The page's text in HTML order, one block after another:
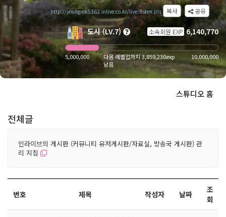
http://youngmk5362.inlive.co.kr/live/listen.pls 복사 공유
도시 (LV.7) 소속회원 EXP 6,140,770
5,000,000
다음 레벨업까지 3,859,230exp
남음
10,000,000
스튜디오 홈
전체글
인라이브의 게시판 (커뮤니티 유저게시판/자료실, 방송국 게시판) 관
리 지침
번호 제목 작성자 날짜
조
회